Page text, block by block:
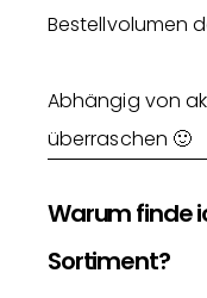
Bestellvolumen
Abhängig von
überraschen 🙂
Warum finde
Sortiment?